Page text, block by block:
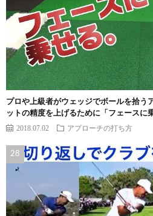
プロや上級者がウェッジでボールを拾う
ットの精度を上げるために「フェースに
2018.07.02 アプローチの打ち方